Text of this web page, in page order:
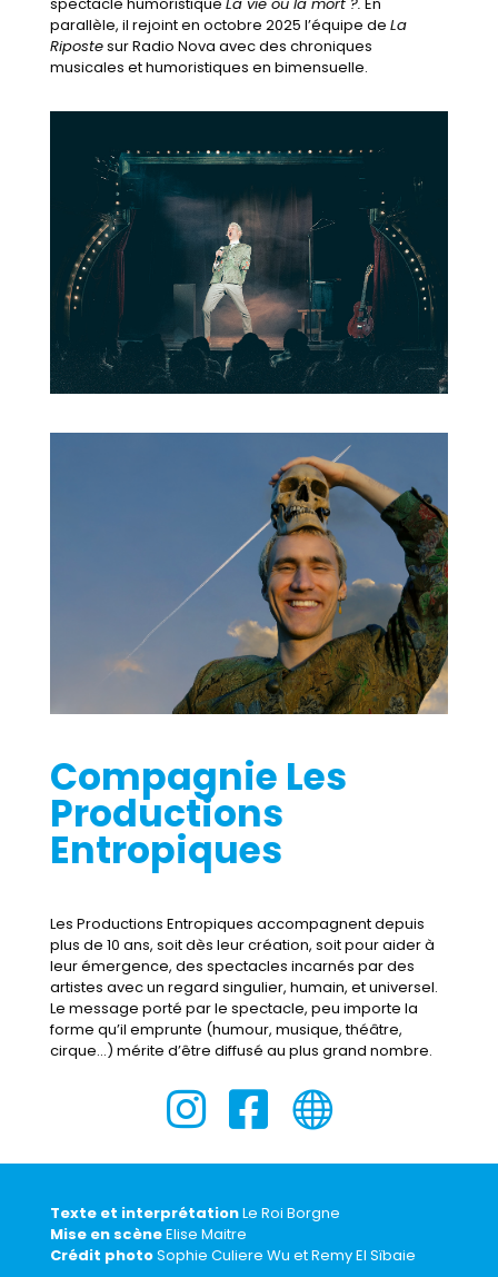
spectacle humoristique La vie ou la mort ?. En
parallèle, il rejoint en octobre 2025 l’équipe de La
Ripostesur Radio Nova avec des chroniques
musicales et humoristiques en bimensuelle.
Compagnie Les
Productions
Entropiques
Les Productions Entropiques accompagnent depuis
plus de 10 ans, soit dès leur création, soit pour aider à
leur émergence, des spectacles incarnés par des
artistes avec un regard singulier, humain, et universel.
Le message porté par le spectacle, peu importe la
forme qu’il emprunte (humour, musique, théâtre,
cirque…) mérite d’être diffusé au plus grand nombre.
  
Texte et interprétationLe Roi Borgne
Mise en scèneElise Maitre
Crédit photoSophie Culiere Wu et Remy El Sïbaie